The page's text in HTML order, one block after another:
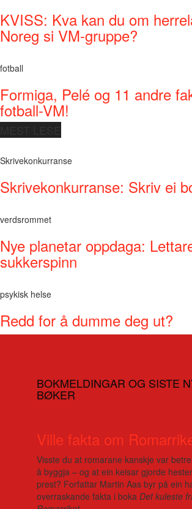
KVISS: Kva kan du om
Noreg si VM-gruppe?
fotball
Formiga, Pelé og 11 andre
fotball-VM!
Skrivekonkurranse
Skrivekonkurranse: Skriv ei
verdsrommet
Nye planetar oppdaga:
sukkerspinn
psykisk helse
Redd for å dumme deg ut?
BOKMELDINGAR OG SISTE
BØKER
Ville fakta om
Visste du at romarane kanskje var
å byggja – og at ein keisar gjorde
prest? Forfattar Martin Aas byr på ein
overraskande fakta i boka Det kuleste